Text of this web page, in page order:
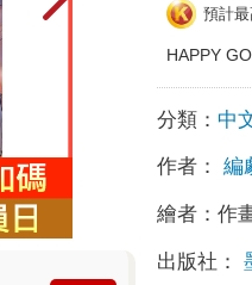
預計
HAPPY
分類： 中
作者： 編
繪者：作
出版社：